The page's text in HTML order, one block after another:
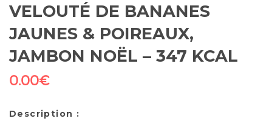
VELOUTÉ DE BANANES
JAUNES & POIREAUX,
JAMBON NOËL – 347 KCAL
0.00€
Description :